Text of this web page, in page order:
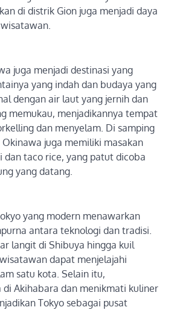
di distrik Gion juga menjadi daya
juga menjadi destinasi yang
yang indah dan budaya yang
dengan air laut yang jernih dan
memukau, menjadikannya tempat
dan menyelam. Di samping
juga memiliki masakan
dan taco rice, yang patut dicoba
yang datang.
yang modern menawarkan
antara teknologi dan tradisi.
langit di Shibuya hingga kuil
dapat menjelajahi
satu kota. Selain itu,
di Akihabara dan menikmati kuliner
Tokyo sebagai pusat